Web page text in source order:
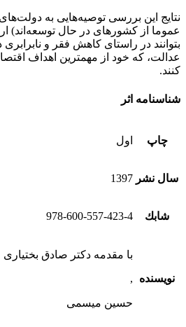
نتایج این بررسی توصیه‌هایی به
عموما از کشورهای در حال توسعه‌اند)
بتوانند در راستای کاهش فقر و
عدالت، که خود از مهمترین اهداف
کنند.
شناسنامه اثر
چاپ اول
سال نشر 1397
شابك 978-600-557-423-4
نویسنده
با مقدمه دکتر صادق بختیاری
,
حسین میسمی